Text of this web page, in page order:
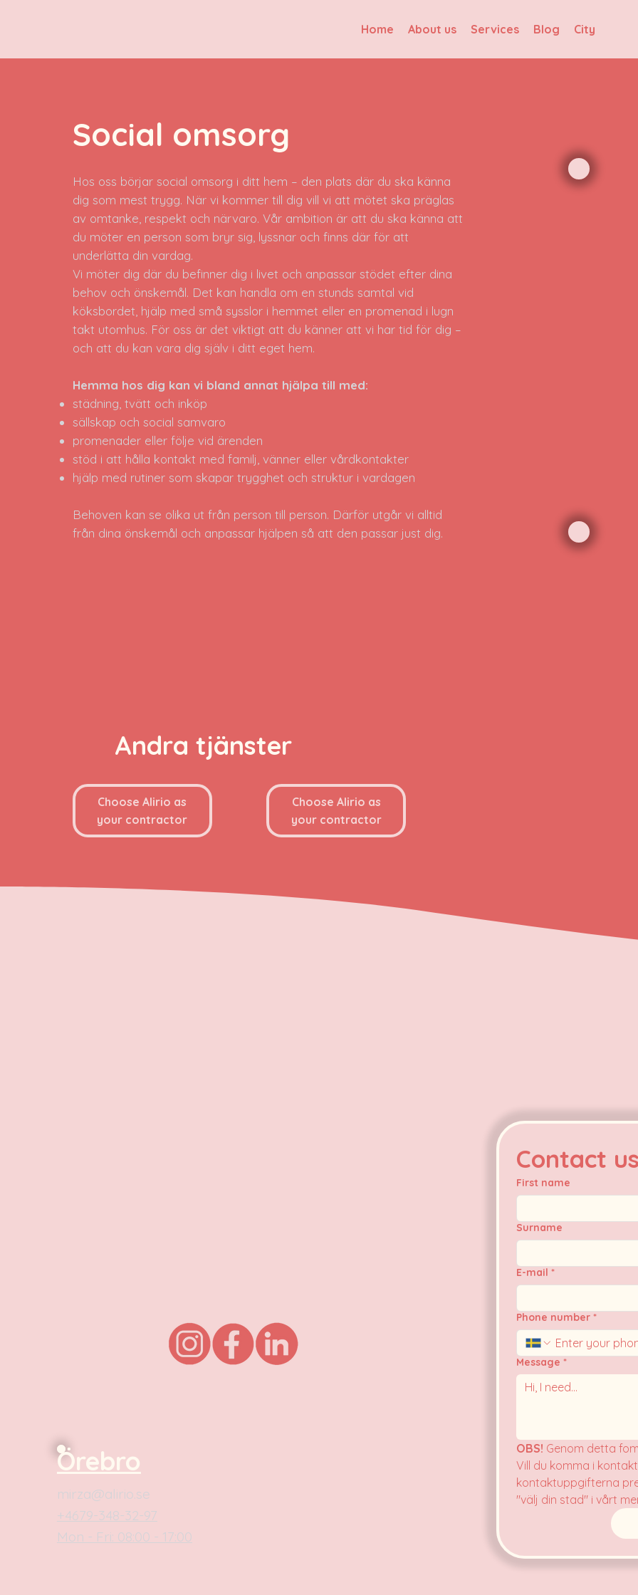
Home About us Services Blog City
Social omsorg
Hos oss börjar social omsorg i ditt hem – den plats där du ska känna
dig som mest trygg. När vi kommer till dig vill vi att mötet ska präglas
av omtanke, respekt och närvaro. Vår ambition är att du ska känna att
du möter en person som bryr sig, lyssnar och finns där för att
underlätta din vardag.
Vi möter dig där du befinner dig i livet och anpassar stödet efter dina
behov och önskemål. Det kan handla om en stunds samtal vid
köksbordet, hjälp med små sysslor i hemmet eller en promenad i lugn
takt utomhus. För oss är det viktigt att du känner att vi har tid för dig –
och att du kan vara dig själv i ditt eget hem.
Hemma hos dig kan vi bland annat hjälpa till med:
städning, tvätt och inköp
sällskap och social samvaro
promenader eller följe vid ärenden
stöd i att hålla kontakt med familj, vänner eller vårdkontakter
hjälp med rutiner som skapar trygghet och struktur i vardagen
Behoven kan se olika ut från person till person. Därför utgår vi alltid
från dina önskemål och anpassar hjälpen så att den passar just dig.
Andra tjänster
Choose Alirio as
your contractor
Choose Alirio as
your contractor
Örebro
mirza@alirio.se
+4679-348-32-97
Mon - Fri: 08:00 - 17:00
Contact
First name
Surname
E-mail *
Phone number *
Message *
OBS! Genom detta
Vill du komma i
kontaktuppgifterna
"välj din stad" i vårt